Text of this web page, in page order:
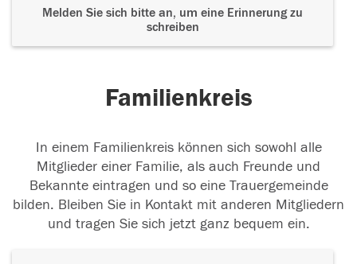
Melden Sie sich bitte an, um eine Erinnerung zu
schreiben
Familienkreis
In einem Familienkreis können sich sowohl alle
Mitglieder einer Familie, als auch Freunde und
Bekannte eintragen und so eine Trauergemeinde
bilden. Bleiben Sie in Kontakt mit anderen Mitgliedern
und tragen Sie sich jetzt ganz bequem ein.